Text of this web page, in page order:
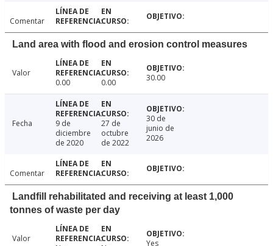
Comentar
Land area with flood and erosion control measures
Valor
0.00
0.00 30.00
Fecha
9 de
diciembre
de 2020
27 de
octubre
de 2022
30 de
junio de
2026
Comentar
Landfill rehabilitated and receiving at least 1,000
tonnes of waste per day
Valor
Yes